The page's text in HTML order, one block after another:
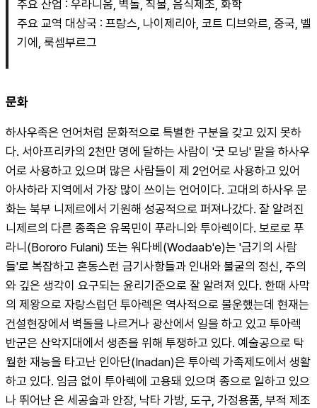
주요 산업 : 우라니움, 벽돌, 직물, 음식제조, 화학
주요 교역 대상국 : 프랑스, 나이제리아, 코트 디브와르, 중국, 벨
기에, 룩셈부르그
문화
하사우족은 언어처럼 문화적으로 특별한 구분을 갖고 있지 못하
다. 서아프리카의 2천만 명에 달하는 사람이 '굿 모닝' 말을 하사우
어로 사용하고 있으며 많은 사람들이 제 2언어로 사용하고 있어
아사하라 지역에서 가장 많이 쓰이는 언어이다. 고대의 하사우 문
화는 북부 니제르에서 기원해 성공적으로 퍼져나갔다. 잘 알려진
니제르의 다른 종족은 유목민이 푸라니와 투아렉이다. 보로로 푸
라니(Bororo Fulani) 또는 워다베(Wodaab'e)는 '금기의 사람
들'로 복잡하고 혼동스런 금기사항들과 인내와 불굴의 정신, 주의
와 깊은 생각이 요구되는 윤리기준으로 잘 알려져 있다. 한때 사막
의 제왕으로 자랑스럽던 투아렉은 역사적으로 불운했는데 현재는
건설현장에서 벽돌을 나르거나 광산에서 일을 하고 있고 투아렉
반군은 산악지대에서 생존을 위해 투쟁하고 있다. 예술공으로 탁
월한 재능을 타고난 인아단(Inadan)은 투아렉 가족제도에서 생활
하고 있다. 임금 없이 투아렉에 고용돼 있으며 종으로 일하고 있으
나 뛰어난 은 세공술과 안장, 낙타 가방, 도구, 가정용품, 부적 제조